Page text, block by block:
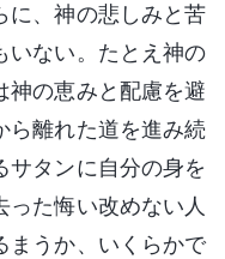
に、神の悲しみと苦
いない。たとえ神の
神の恵みと配慮を避
ら離れた道を進み続
サタンに自分の身を
た悔い改めない人
まうか、いくらかで